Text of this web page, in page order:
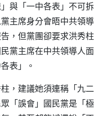
與「一中各表」不可拆
主席身分會晤中共領導
，但黨團卻要求洪秀柱
黨主席在中共領導人面
表」。
，建議她須連稱「九二
「誤會」國民黨是「極